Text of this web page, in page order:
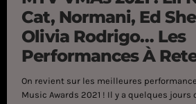
Cat, Normani, Ed
Olivia Rodrigo… Les
Performances À
On revient sur les meilleures
Music Awards 2021 ! Il y a quelques